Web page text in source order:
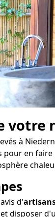
votre
à
pour en
d'
disposer